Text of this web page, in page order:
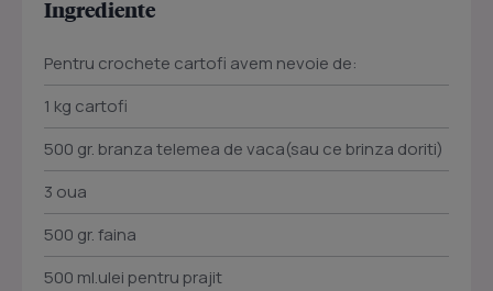
Ingrediente
Pentru crochete cartofi avem nevoie de:
1 kg cartofi
500 gr. branza telemea de vaca(sau ce brinza doriti)
3 oua
500 gr. faina
500 ml.ulei pentru prajit